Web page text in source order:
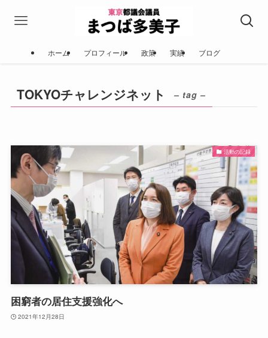
ホーム プロフィール 政策 実績 ブログ
TOKYOチャレンジネット – tag –
活動の記録
困窮者の居住支援強化へ
2021年12月28日